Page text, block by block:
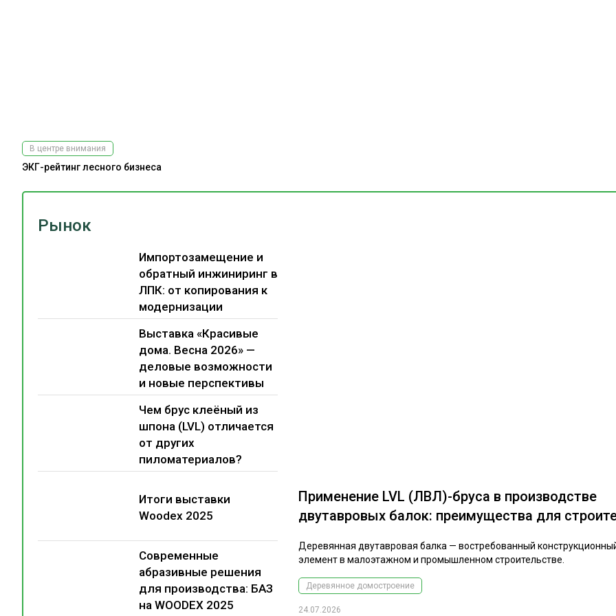
Рынок
Импортозамещение и
обратный инжиниринг в
ЛПК: от копирования к
модернизации
Выставка «Красивые
дома. Весна 2026» —
деловые возможности
и новые перспективы
Чем брус клеёный из
шпона (LVL) отличается
от других
пиломатериалов?
Итоги выставки
Woodex 2025
Современные
абразивные решения
для производства: БАЗ
на WOODEX 2025
Применение LVL (ЛВЛ)-бруса в производстве
двутавровых балок: преимущества для
Деревянная двутавровая балка — востребованный
элемент в малоэтажном и промышленном строительстве.
Деревянное домостроение
24.07.2026
В центре внимания
ЭКГ-рейтинг лесного бизнеса